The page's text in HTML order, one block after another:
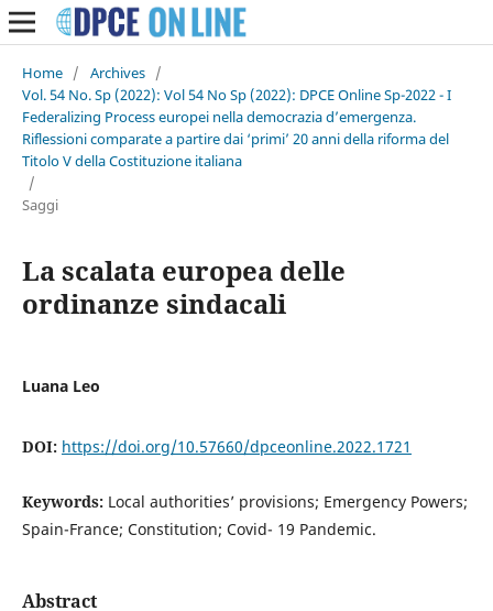
Home / Archives /
Vol. 54 No. Sp (2022): Vol 54 No Sp (2022): DPCE Online Sp-2022 - I
Federalizing Process europei nella democrazia d’emergenza.
Riflessioni comparate a partire dai ‘primi’ 20 anni della riforma del
Titolo V della Costituzione italiana
/
Saggi
La scalata europea delle
ordinanze sindacali
Luana Leo
DOI: https://doi.org/10.57660/dpceonline.2022.1721
Keywords: Local authorities’ provisions; Emergency Powers;
Spain-France; Constitution; Covid- 19 Pandemic.
Abstract